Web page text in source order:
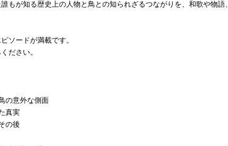
もが知る歴史上の人物と鳥との知られざるつながりを、和歌や物語
ソードが満載です。
ださい。
の意外な側面
真実
の後